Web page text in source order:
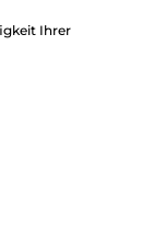
Ihrer